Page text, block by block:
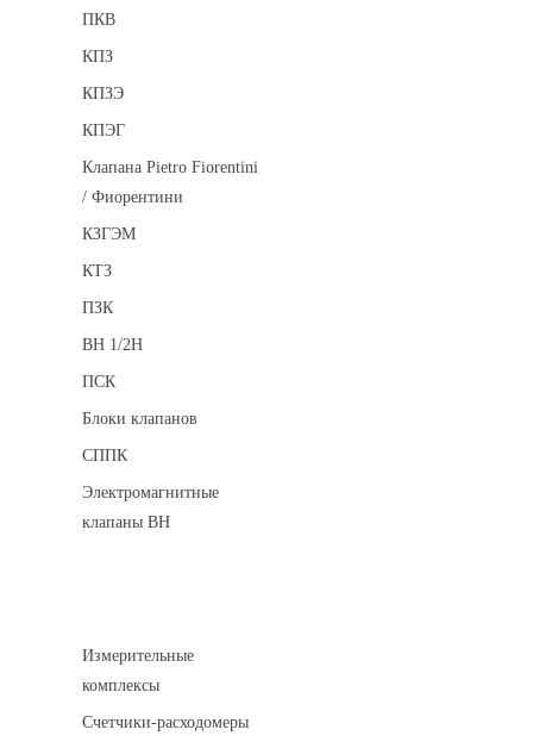
ПКВ
КПЗ
КПЗЭ
КПЭГ
Клапана Pietro Fiorentini
/ Фиорентини
КЗГЭМ
КТЗ
ПЗК
ВН 1/2Н
ПСК
Блоки клапанов
СППК
Электромагнитные
клапаны ВН
Измерительные
комплексы
Счетчики-расходомеры